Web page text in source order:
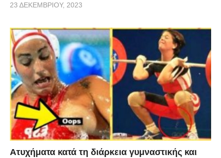
23 ΔΕΚΕΜΒΡΊΟΥ, 2023
Aτυχήματα κατά τη διάρκεια γυμναστικής και